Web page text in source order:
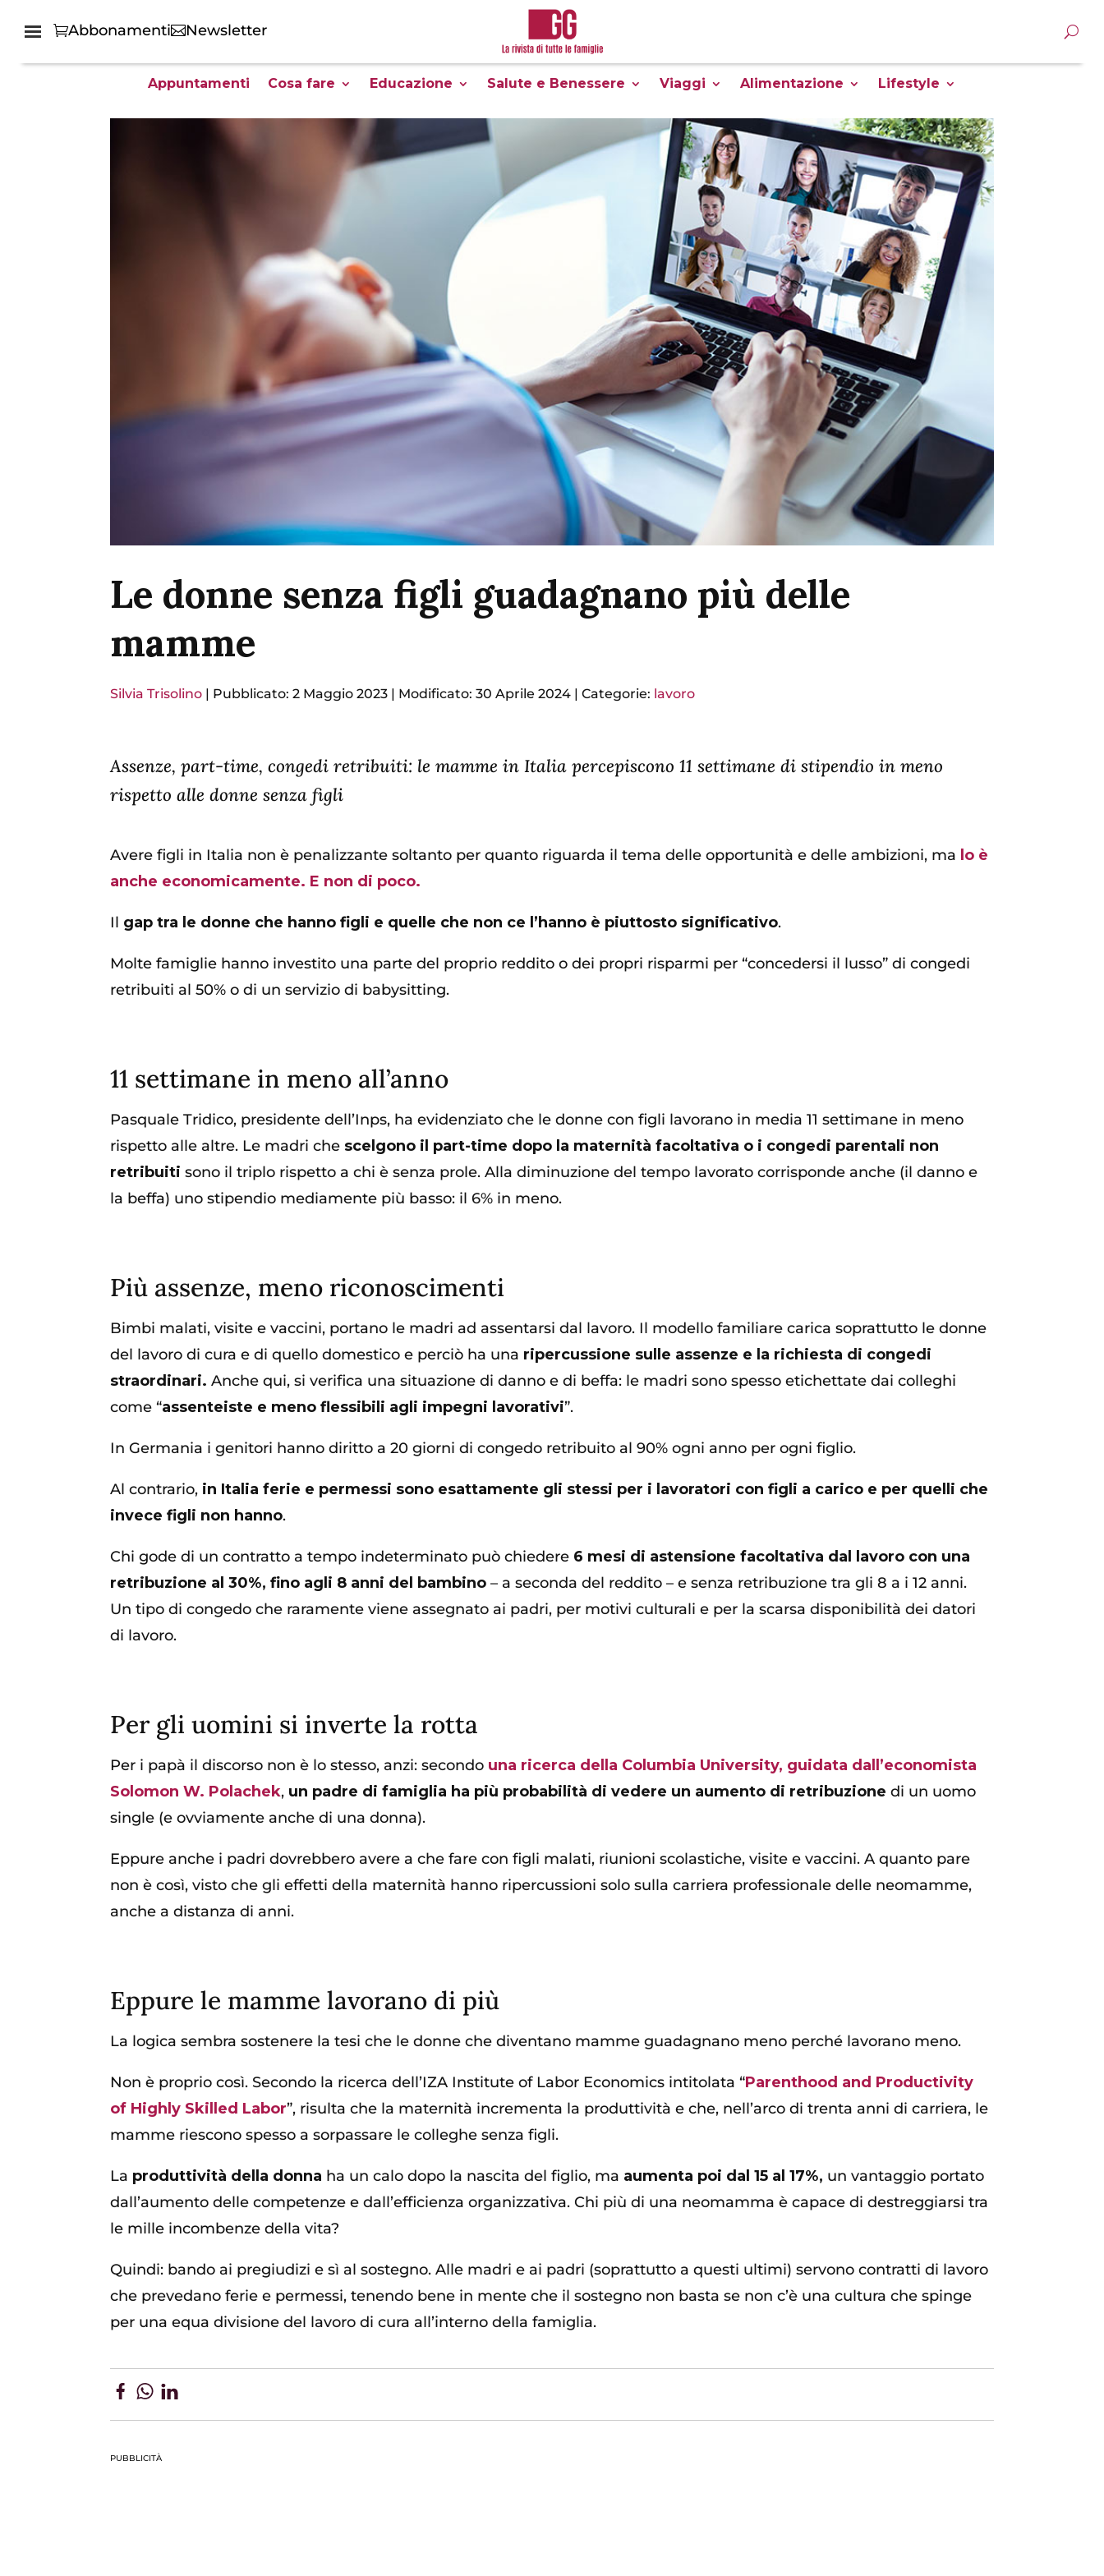
Abbonamenti Newsletter
Appuntamenti Cosa fare Educazione Salute e Benessere Viaggi Alimentazione Lifestyle
Le donne senza figli guadagnano più delle
mamme
Silvia Trisolino | Pubblicato: 2 Maggio 2023 | Modificato: 30 Aprile 2024 |Categorie: lavoro
Assenze, part-time, congedi retribuiti: le mamme in Italia percepiscono 11 settimane di stipendio in meno
rispetto alle donne senza figli
Avere figli in Italia non è penalizzante soltanto per quanto riguarda il tema delle opportunità e delle ambizioni, ma lo è
anche economicamente. E non di poco.
Il gap tra le donne che hanno figli e quelle che non ce l’hanno è piuttosto significativo.
Molte famiglie hanno investito una parte del proprio reddito o dei propri risparmi per “concedersi il lusso” di congedi
retribuiti al 50% o di un servizio di babysitting.
11 settimane in meno all’anno
Pasquale Tridico, presidente dell’Inps, ha evidenziato che le donne con figli lavorano in media 11 settimane in meno
rispetto alle altre. Le madri che scelgono il part-time dopo la maternità facoltativa o i congedi parentali non
retribuiti sono il triplo rispetto a chi è senza prole. Alla diminuzione del tempo lavorato corrisponde anche (il danno e
la beffa) uno stipendio mediamente più basso: il 6% in meno.
Più assenze, meno riconoscimenti
Bimbi malati, visite e vaccini, portano le madri ad assentarsi dal lavoro. Il modello familiare carica soprattutto le donne
del lavoro di cura e di quello domestico e perciò ha una ripercussione sulle assenze e la richiesta di congedi
straordinari. Anche qui, si verifica una situazione di danno e di beffa: le madri sono spesso etichettate dai colleghi
come “assenteiste e meno flessibili agli impegni lavorativi”.
In Germania i genitori hanno diritto a 20 giorni di congedo retribuito al 90% ogni anno per ogni figlio.
Al contrario, in Italia ferie e permessi sono esattamente gli stessi per i lavoratori con figli a carico e per quelli che
invece figli non hanno.
Chi gode di un contratto a tempo indeterminato può chiedere 6 mesi di astensione facoltativa dal lavoro con una
retribuzione al 30%, fino agli 8 anni del bambino – a seconda del reddito – e senza retribuzione tra gli 8 a i 12 anni.
Un tipo di congedo che raramente viene assegnato ai padri, per motivi culturali e per la scarsa disponibilità dei datori
di lavoro.
Per gli uomini si inverte la rotta
Per i papà il discorso non è lo stesso, anzi: secondo una ricerca della Columbia University, guidata dall’economista
Solomon W. Polachek, un padre di famiglia ha più probabilità di vedere un aumento di retribuzione di un uomo
single (e ovviamente anche di una donna).
Eppure anche i padri dovrebbero avere a che fare con figli malati, riunioni scolastiche, visite e vaccini. A quanto pare
non è così, visto che gli effetti della maternità hanno ripercussioni solo sulla carriera professionale delle neomamme,
anche a distanza di anni.
Eppure le mamme lavorano di più
La logica sembra sostenere la tesi che le donne che diventano mamme guadagnano meno perché lavorano meno.
Non è proprio così. Secondo la ricerca dell’IZA Institute of Labor Economics intitolata “Parenthood and Productivity
of Highly Skilled Labor”, risulta che la maternità incrementa la produttività e che, nell’arco di trenta anni di carriera, le
mamme riescono spesso a sorpassare le colleghe senza figli.
La produttività della donna ha un calo dopo la nascita del figlio, ma aumenta poi dal 15 al 17%, un vantaggio portato
dall’aumento delle competenze e dall’efficienza organizzativa. Chi più di una neomamma è capace di destreggiarsi tra
le mille incombenze della vita?
Quindi: bando ai pregiudizi e sì al sostegno. Alle madri e ai padri (soprattutto a questi ultimi) servono contratti di lavoro
che prevedano ferie e permessi, tenendo bene in mente che il sostegno non basta se non c’è una cultura che spinge
per una equa divisione del lavoro di cura all’interno della famiglia.
PUBBLICITÀ